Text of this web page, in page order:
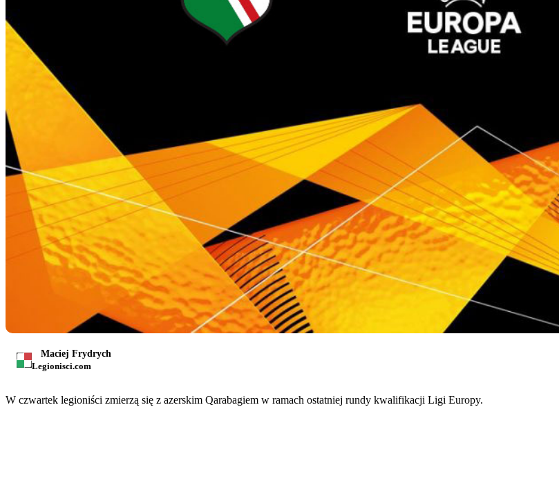
Maciej Frydrych
Legionisci.com
W czwartek legioniści zmierzą się z azerskim Qarabagiem w ramach ostatniej rundy kwalifikacji Ligi Europy.